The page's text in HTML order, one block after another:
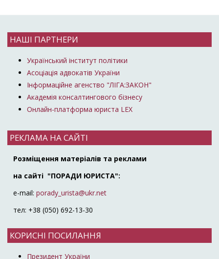
НАШІ ПАРТНЕРИ
Український інститут політики
Асоціація адвокатів України
Інформаційне агенство "ЛІГА:ЗАКОН"
Академія консалтингового бізнесу
Онлайн-платформа юриста LEX
РЕКЛАМА НА САЙТІ
Розміщення матеріалів та реклами
на сайті "ПОРАДИ ЮРИСТА":
e-mail: porady_urista@ukr.net
тел: +38 (050) 692-13-30
КОРИСНІ ПОСИЛАННЯ
Президент України